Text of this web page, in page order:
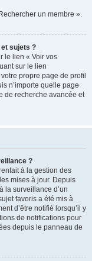
un membre ».
sujets ?
le lien « Voir vos
sur le lien
propre page de profil
n’importe quelle page
de recherche avancée et
?
à la gestion des
mises à jour. Depuis
la surveillance d’un
favoris a été mis à
d’être notifié lorsqu’il y
de notifications pour
depuis le panneau de